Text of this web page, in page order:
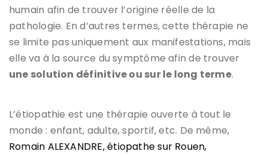
humain afin de trouver l’origine réelle de la
pathologie. En d’autres termes, cette thérapie ne
se limite pas uniquement aux manifestations, mais
elle va à la source du symptôme afin de trouver
une solution définitive ou sur le long terme.
L’étiopathie est une thérapie ouverte à tout le
monde : enfant, adulte, sportif, etc. De même,
Romain ALEXANDRE, étiopathe sur Rouen,